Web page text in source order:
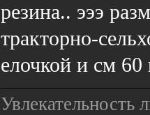
резина.. эээ
тракторно-
елочкой и см
Увлекательность